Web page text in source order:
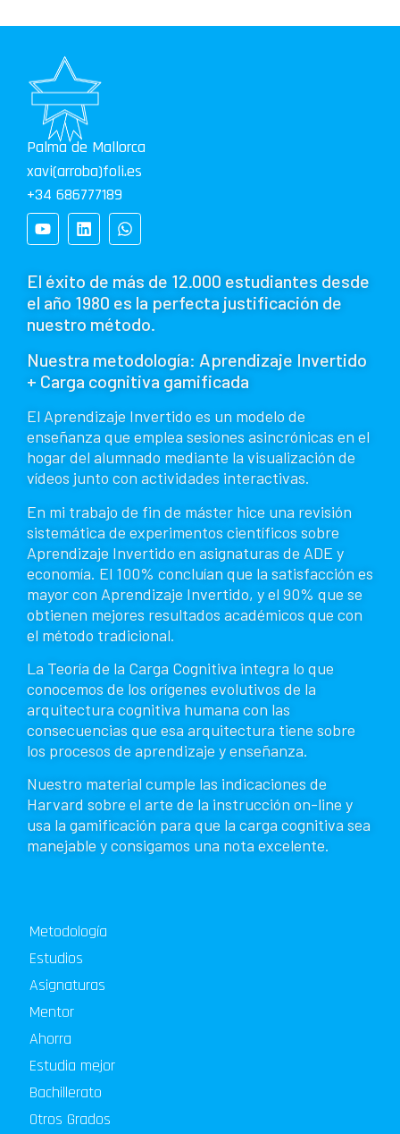
Palma de Mallorca
xavi(arroba)foli.es
+34 686777189
El éxito de más de 12.000 estudiantes desde
el año 1980 es la perfecta justificación de
nuestro método.
Nuestra metodología: Aprendizaje Invertido
+ Carga cognitiva gamificada
El Aprendizaje Invertido es un modelo de
enseñanza que emplea sesiones asincrónicas en el
hogar del alumnado mediante la visualización de
vídeos junto con actividades interactivas.
En mi trabajo de fin de máster hice una revisión
sistemática de experimentos científicos sobre
Aprendizaje Invertido en asignaturas de ADE y
economía. El 100% concluían que la satisfacción es
mayor con Aprendizaje Invertido, y el 90% que se
obtienen mejores resultados académicos que con
el método tradicional.
La Teoría de la Carga Cognitiva integra lo que
conocemos de los orígenes evolutivos de la
arquitectura cognitiva humana con las
consecuencias que esa arquitectura tiene sobre
los procesos de aprendizaje y enseñanza.
Nuestro material cumple las indicaciones de
Harvard sobre el arte de la instrucción on-line y
usa la gamificación para que la carga cognitiva sea
manejable y consigamos una nota excelente.
Metodología
Estudios
Asignaturas
Mentor
Ahorra
Estudia mejor
Bachillerato
Otros Grados